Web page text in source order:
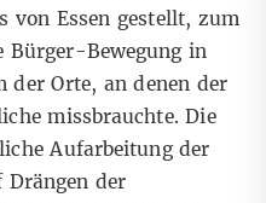
von Essen gestellt, zum
Bürger-Bewegung in
der Orte, an denen der
missbrauchte. Die
Aufarbeitung der
der